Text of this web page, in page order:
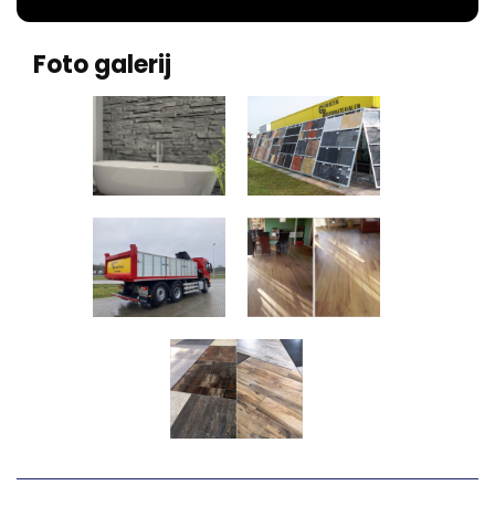
Foto galerij